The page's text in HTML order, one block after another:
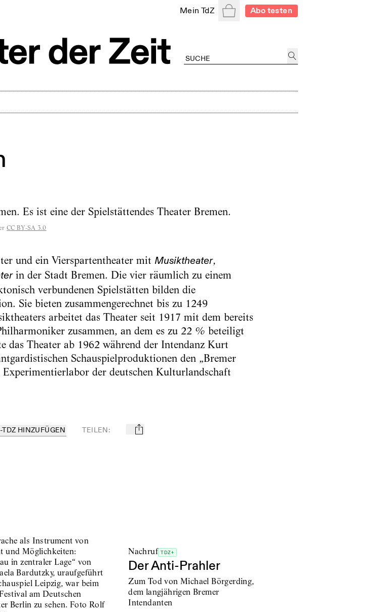
Mein TdZ WarenkorbAbo testen
CC BY-SA 3.0
und ein Vierspartentheater mit Musiktheater,
in der Stadt Bremen. Die vier räumlich zu einem
verbundenen Spielstätten bilden die
Sie bieten zusammengerechnet bis zu 1249
arbeitet das Theater seit 1917 mit dem bereits
zusammen, an dem es zu 22 % beteiligt
das Theater ab 1962 während der Intendanz Kurt
Schauspielproduktionen den „Bremer
der deutschen Kulturlandschaft
HINZUFÜGEN TEILEN: mail
Nachruf TDZ+
Der Anti-Prahler
Zum Tod von Michael Börgerding,
dem langjährigen Bremer
Intendanten